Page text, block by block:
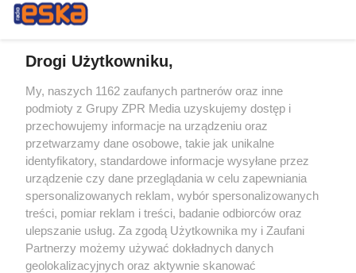
Żaden utwór zamieszczony w serwisie nie może być powielany i
rozpowszechniany lub dalej rozpowszechniany w jakikolwiek sposób (w
tym także elektroniczny lub mechaniczny) na jakimkolwiek polu
eksploatacji w jakiejkolwiek formie, włącznie z umieszczaniem w
Internecie bez pisemnej zgody właściciela praw. Jakiekolwiek użycie lub
wykorzystanie utworów w całości lub w części z naruszeniem prawa,
tzn. bez właściwej zgody, jest zabronione pod groźbą kary i może być
ścigane prawnie.
Drogi Użytkowniku,
My, naszych 1162 zaufanych partnerów oraz inne
podmioty z Grupy ZPR Media uzyskujemy dostęp i
przechowujemy informacje na urządzeniu oraz
przetwarzamy dane osobowe, takie jak unikalne
identyfikatory, standardowe informacje wysyłane przez
urządzenie czy dane przeglądania w celu zapewniania
spersonalizowanych reklam, wybór spersonalizowanych
treści, pomiar reklam i treści, badanie odbiorców oraz
ulepszanie usług. Za zgodą Użytkownika my i Zaufani
Partnerzy możemy używać dokładnych danych
geolokalizacyjnych oraz aktywnie skanować